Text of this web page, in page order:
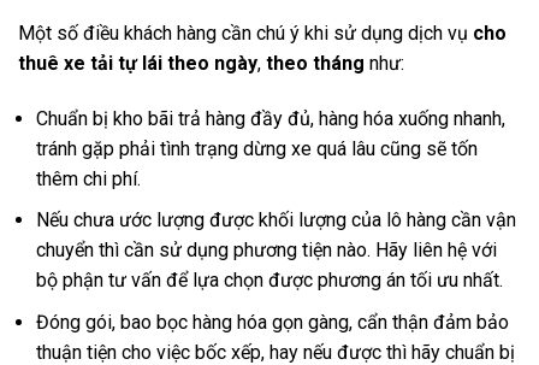
Một số điều khách hàng cần chú ý khi sử dụng dịch vụ cho
thuê xe tải tự lái theo ngày, theo tháng như:
Chuẩn bị kho bãi trả hàng đầy đủ, hàng hóa xuống nhanh,
tránh gặp phải tình trạng dừng xe quá lâu cũng sẽ tốn
thêm chi phí.
Nếu chưa ước lượng được khối lượng của lô hàng cần vận
chuyển thì cần sử dụng phương tiện nào. Hãy liên hệ với
bộ phận tư vấn để lựa chọn được phương án tối ưu nhất.
Đóng gói, bao bọc hàng hóa gọn gàng, cẩn thận đảm bảo
thuận tiện cho việc bốc xếp, hay nếu được thì hãy chuẩn bị